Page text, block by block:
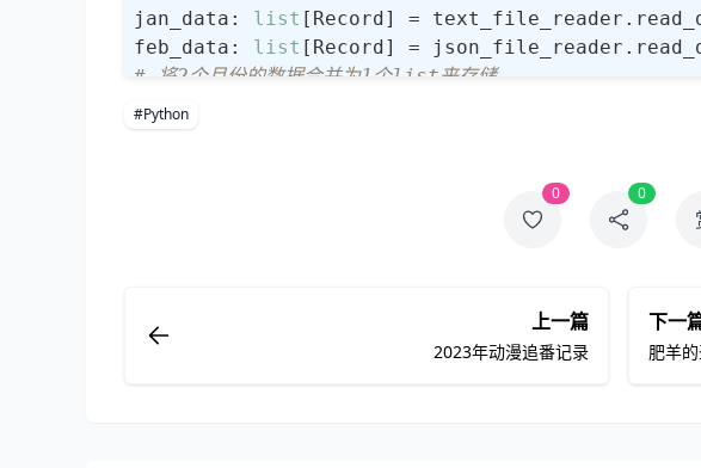
        record_list:
list [Record] = []
            data_dict = json.loads(line)
if __name__ ==
:
jan_data: list [Record] =
feb_data: list
# 将2个月份的数据合并为1个list来存储
all_data:
# {"2011-01-01": 1534, "2011-01-02": 300,
# 当前日期已经有记录了，所以和老记录做累加即可
        data_dict[record.date] += record.money
#Python
0 0
上一篇
2023年动漫追番记录
下一
肥羊